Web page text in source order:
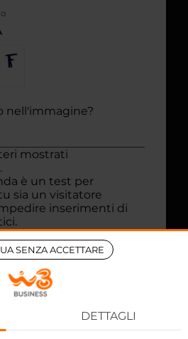
SENZA ACCETTARE
DETTAGLI
nell'immagine?
mostrati
è un test per
sia un visitatore
inserimenti di
preso visione
sul trattamento dei dati
dell'art.13 del
(UE) 2016/679
trattamento dei miei dati
le finalità ivi indicate.